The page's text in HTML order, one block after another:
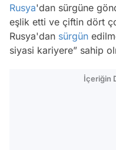
Rusya'dan sürgüne
eşlik etti ve çiftin dört
Rusya'dan sürgün
siyasi kariyere” sahip
İçeriğin